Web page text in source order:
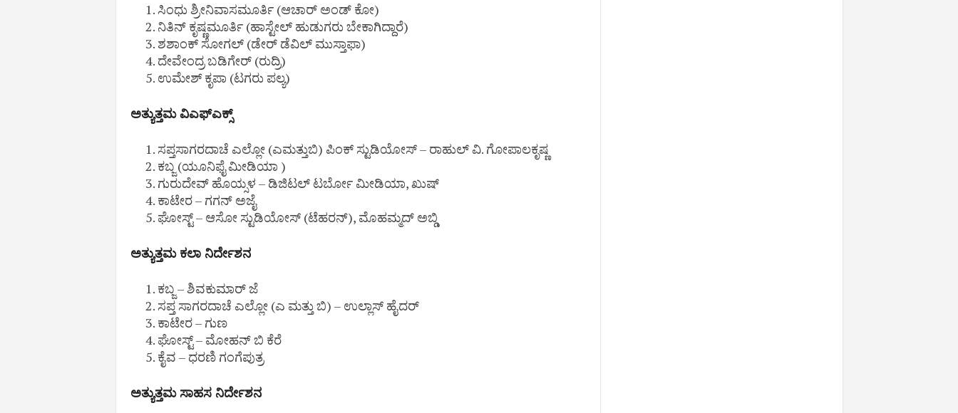
ಸಿಂಧು ಶ್ರೀನಿವಾಸಮೂರ್ತಿ (ಆಚಾರ್ ಅಂಡ್ ಕೋ)
ನಿತಿನ್ ಕೃಷ್ಣಮೂರ್ತಿ (ಹಾಸ್ಟೇಲ್ ಹುಡುಗರು ಬೇಕಾಗಿದ್ದಾರೆ)
ಶಶಾಂಕ್ ಸೋಗಲ್ (ಡೇರ್ ಡೆವಿಲ್ ಮುಸ್ತಾಫಾ)
ದೇವೇಂದ್ರ ಬಡಿಗೇರ್ (ರುದ್ರಿ)
ಉಮೇಶ್ ಕೃಪಾ (ಟಗರು ಪಲ್ಯ)
ಅತ್ಯುತ್ತಮ ವಿಎಫ್‌ಎಕ್ಸ್‌
ಸಪ್ತಸಾಗರದಾಚೆ ಎಲ್ಲೋ (ಎಮತ್ತುಬಿ) ಪಿಂಕ್ ಸ್ಟುಡಿಯೋಸ್ – ರಾಹುಲ್ ವಿ. ಗೋಪಾಲಕೃಷ್ಣ
ಕಬ್ಜ (ಯೂನಿಫೈ ಮೀಡಿಯಾ )
ಗುರುದೇವ್ ಹೊಯ್ಸಳ – ಡಿಜಿಟಲ್ ಟರ್ಬೋ ಮೀಡಿಯಾ, ಖುಷ್
ಕಾಟೇರ – ಗಗನ್ ಅಜೈ
ಘೋಸ್ಟ್ – ಆಸೋ ಸ್ಟುಡಿಯೋಸ್ (ಟೆಹರನ್), ಮೊಹಮ್ಮದ್ ಅಬ್ಡಿ
ಅತ್ಯುತ್ತಮ ಕಲಾ ನಿರ್ದೇಶನ
ಕಬ್ಜ – ಶಿವಕುಮಾರ್ ಜೆ
ಸಪ್ತ ಸಾಗರದಾಚೆ ಎಲ್ಲೋ (ಎ ಮತ್ತು ಬಿ) – ಉಲ್ಲಾಸ್ ಹೈದರ್
ಕಾಟೇರ – ಗುಣ
ಘೋಸ್ಟ್ – ಮೋಹನ್ ಬಿ ಕೆರೆ
ಕೈವ – ಧರಣಿ ಗಂಗೆಪುತ್ರ
ಅತ್ಯುತ್ತಮ ಸಾಹಸ ನಿರ್ದೇಶನ